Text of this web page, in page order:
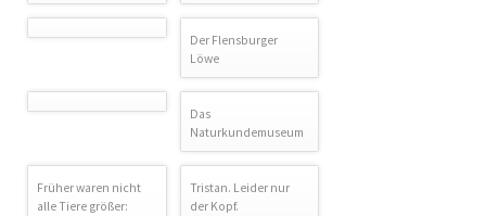
Der Flensburger
Löwe
Das
Naturkundemuseum
Früher waren nicht
alle Tiere größer:
Tristan. Leider nur
der Kopf.